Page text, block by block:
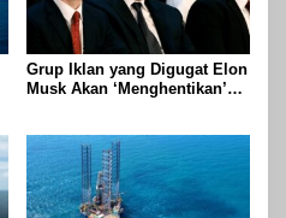
Grup Iklan yang Digugat Elon
Musk Akan ‘Menghentikan’